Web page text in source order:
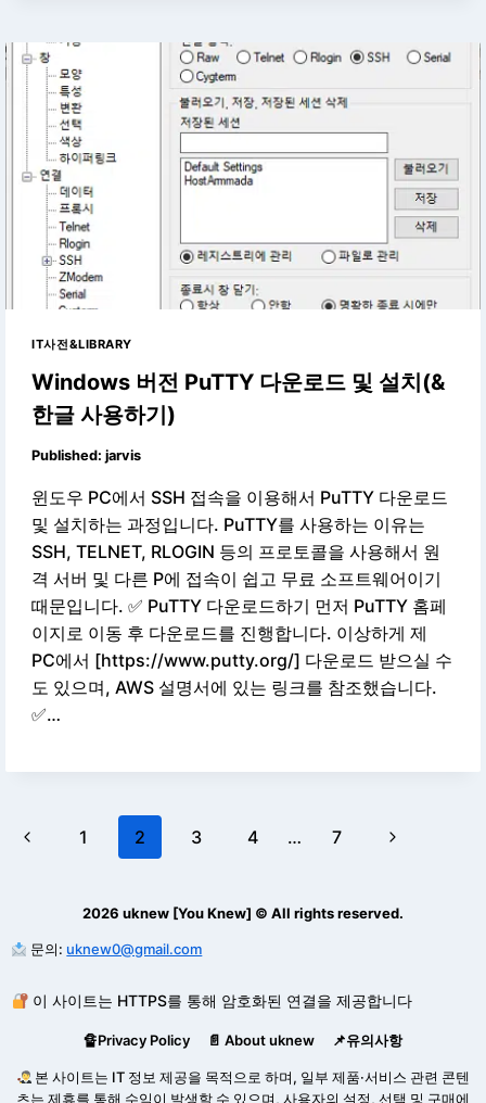
IT사전&LIBRARY
Windows 버전 PuTTY 다운로드 및 설치(&
한글 사용하기)
Published: jarvis
윈도우 PC에서 SSH 접속을 이용해서 PuTTY 다운로드
및 설치하는 과정입니다. PuTTY를 사용하는 이유는
SSH, TELNET, RLOGIN 등의 프로토콜을 사용해서 원
격 서버 및 다른 P에 접속이 쉽고 무료 소프트웨어이기
때문입니다. ✅ PuTTY 다운로드하기 먼저 PuTTY 홈페
이지로 이동 후 다운로드를 진행합니다. 이상하게 제
PC에서 [https://www.putty.org/] 다운로드 받으실 수
도 있으며, AWS 설명서에 있는 링크를 참조했습니다.
✅…
Page
Previous
1 2 3 4 … 7
Next
2026 uknew [You Knew] © All rights reserved.
문의: uknew0@gmail.com
이 사이트는 HTTPS를 통해 암호화된 연결을 제공합니다
🔏Privacy Policy 📄 About uknew 📌유의사항
본 사이트는 IT 정보 제공을 목적으로 하며, 일부 제품·서비스 관련 콘텐
츠는 제휴를 통해 수익이 발생할 수 있으며, 사용자의 설정, 선택 및 구매에